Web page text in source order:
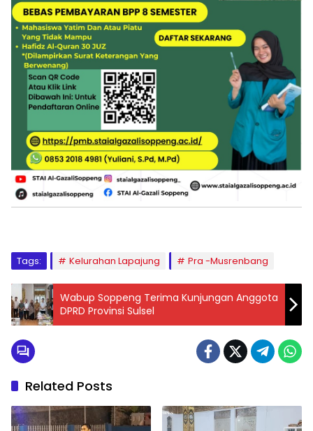
Tags: Kelurahan Lapajung Pra -Musrenbang
Wabup Soppeng Terima Kunjungan Anggota
DPRD Provinsi Sulsel
Related Posts